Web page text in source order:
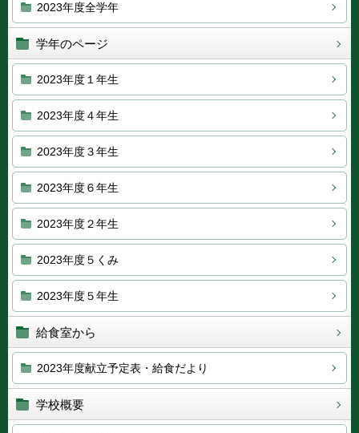
2023年度全学年
学年のページ
2023年度１年生
2023年度４年生
2023年度３年生
2023年度６年生
2023年度２年生
2023年度５くみ
2023年度５年生
給食室から
2023年度献立予定表・給食だより
学校概要